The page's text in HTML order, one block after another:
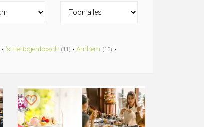
• 's-Hertogenbosch (11) • Arnhem (10) •